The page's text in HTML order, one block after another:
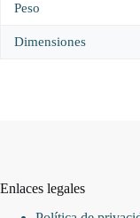
Peso
Dimensiones
Enlaces legales